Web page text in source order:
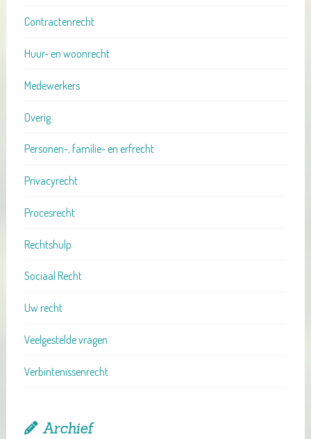
Contractenrecht
Huur- en woonrecht
Medewerkers
Overig
Personen-, familie- en erfrecht
Privacyrecht
Procesrecht
Rechtshulp
Sociaal Recht
Uw recht
Veelgestelde vragen
Verbintenissenrecht
Archief